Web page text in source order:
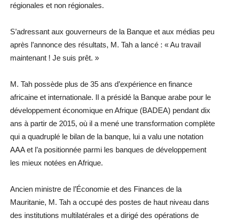
régionales et non régionales.
S’adressant aux gouverneurs de la Banque et aux médias peu
après l’annonce des résultats, M. Tah a lancé : « Au travail
maintenant ! Je suis prêt. »
M. Tah possède plus de 35 ans d’expérience en finance
africaine et internationale. Il a présidé la Banque arabe pour le
développement économique en Afrique (BADEA) pendant dix
ans à partir de 2015, où il a mené une transformation complète
qui a quadruplé le bilan de la banque, lui a valu une notation
AAA et l’a positionnée parmi les banques de développement
les mieux notées en Afrique.
Ancien ministre de l’Économie et des Finances de la
Mauritanie, M. Tah a occupé des postes de haut niveau dans
des institutions multilatérales et a dirigé des opérations de